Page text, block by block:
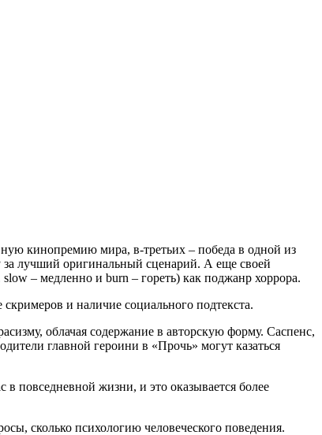
кинопремию мира, в-третьих – победа в одной из
лучший оригинальный сценарий. А еще своей
– медленно и burn – гореть) как поджанр хоррора.
и наличие социального подтекста.
облачая содержание в авторскую форму. Саспенс,
главной героини в «Прочь» могут казаться
повседневной жизни, и это оказывается более
сколько психологию человеческого поведения.